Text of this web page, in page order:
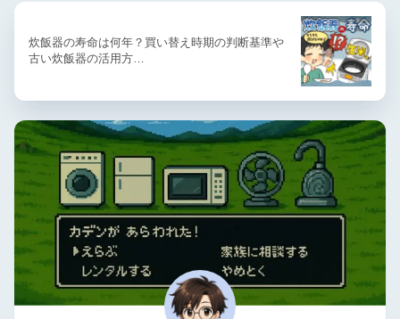
炊飯器の寿命は何年？買い替え時期の判断基準や
古い炊飯器の活用方…